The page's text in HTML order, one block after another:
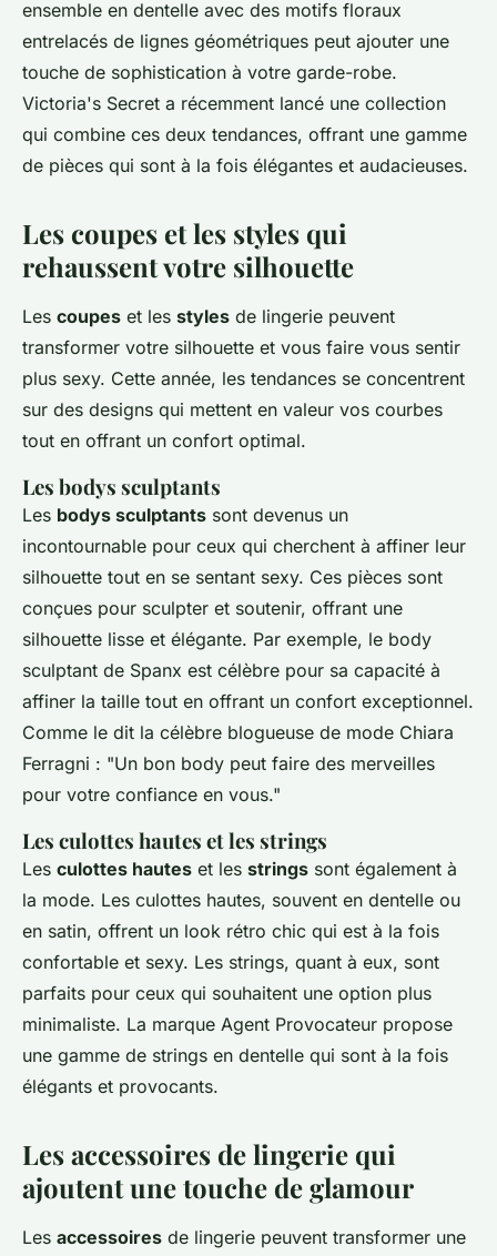
ensemble en dentelle avec des motifs floraux
entrelacés de lignes géométriques peut ajouter une
touche de sophistication à votre garde-robe.
Victoria's Secret a récemment lancé une collection
qui combine ces deux tendances, offrant une gamme
de pièces qui sont à la fois élégantes et audacieuses.
Les coupes et les styles qui
rehaussent votre silhouette
Les coupes et les styles de lingerie peuvent
transformer votre silhouette et vous faire vous sentir
plus sexy. Cette année, les tendances se concentrent
sur des designs qui mettent en valeur vos courbes
tout en offrant un confort optimal.
Les bodys sculptants
Les bodys sculptants sont devenus un
incontournable pour ceux qui cherchent à affiner leur
silhouette tout en se sentant sexy. Ces pièces sont
conçues pour sculpter et soutenir, offrant une
silhouette lisse et élégante. Par exemple, le body
sculptant de Spanx est célèbre pour sa capacité à
affiner la taille tout en offrant un confort exceptionnel.
Comme le dit la célèbre blogueuse de mode Chiara
Ferragni : "Un bon body peut faire des merveilles
pour votre confiance en vous."
Les culottes hautes et les strings
Les culottes hautes et les strings sont également à
la mode. Les culottes hautes, souvent en dentelle ou
en satin, offrent un look rétro chic qui est à la fois
confortable et sexy. Les strings, quant à eux, sont
parfaits pour ceux qui souhaitent une option plus
minimaliste. La marque Agent Provocateur propose
une gamme de strings en dentelle qui sont à la fois
élégants et provocants.
Les accessoires de lingerie qui
ajoutent une touche de glamour
Les accessoires de lingerie peuvent transformer une